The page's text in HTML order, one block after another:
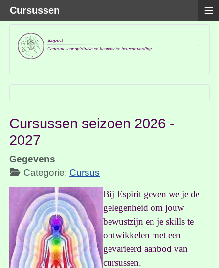
Cursussen seizoen 2026 -
2027
Gegevens
Categorie: Cursus
Bij Espirit geven we je de
gelegenheid om jouw
bewustzijn en je skills te
ontwikkelen met een
gevarieerd aanbod van
cursussen.
Cursussen ≡